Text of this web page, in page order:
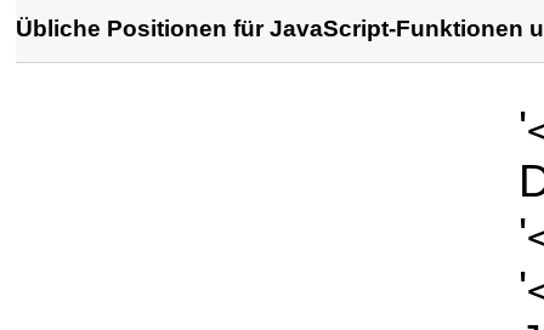
Übliche Positionen für JavaScript-Funktionen
'
'
'